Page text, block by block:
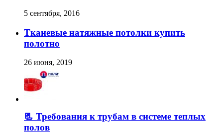
5 сентября, 2016
Тканевые натяжные потолки купить
полотно
26 июня, 2019
📃 Требования к трубам в системе теплых
полов